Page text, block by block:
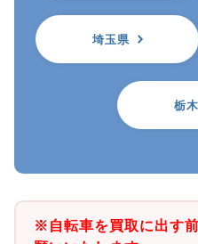
埼玉県
栃
※自転車を買取に出す